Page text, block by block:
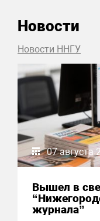
Новости
Новости ННГУ
07 августа
Вышел в
журнала”